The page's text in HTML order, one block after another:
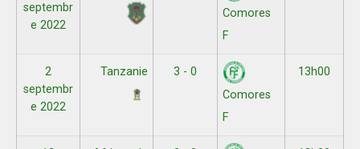
septembr
e 2022
Comores
F
2
septembr
e 2022
Tanzanie
3 - 0
Comores
F
13h00